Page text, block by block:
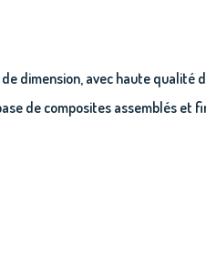
dimension, avec haute
de composites assemblés et